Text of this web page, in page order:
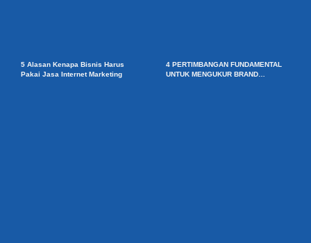
5 Alasan Kenapa Bisnis Harus
Pakai Jasa Internet Marketing
4 PERTIMBANGAN FUNDAMENTAL
UNTUK MENGUKUR BRAND